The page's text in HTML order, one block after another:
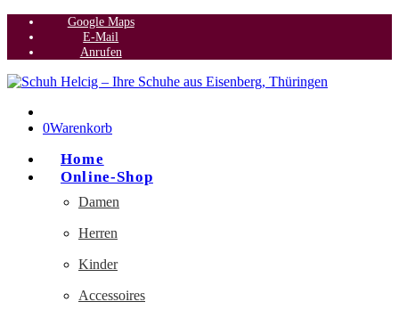
Google Maps
E-Mail
Anrufen
0Warenkorb
Home
Online-Shop
Damen
Herren
Kinder
Accessoires